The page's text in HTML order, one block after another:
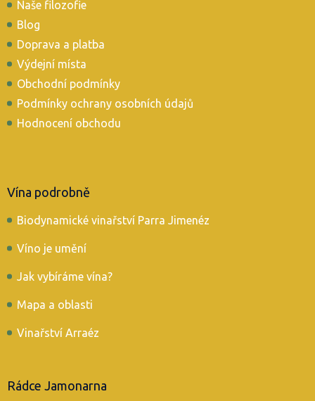
Naše filozofie
Blog
Doprava a platba
Výdejní místa
Obchodní podmínky
Podmínky ochrany osobních údajů
Hodnocení obchodu
Vína podrobně
Biodynamické vinařství Parra Jimenéz
Víno je umění
Jak vybíráme vína?
Mapa a oblasti
Vinařství Arraéz
Rádce Jamonarna